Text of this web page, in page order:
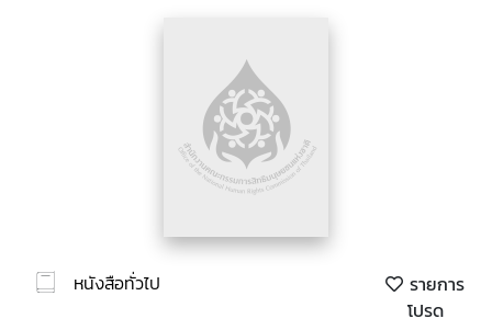
หนังสือทั่วไป
รายการ
โปรด